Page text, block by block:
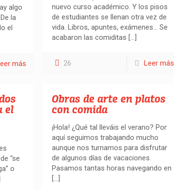
algo
la
el
más
nuevo curso académico. Y los pisos
de estudiantes se llenan otra vez de
vida. Libros, apuntes, exámenes… Se
acabaron las comiditas […]
26 Leer más
el
“se
o
Obras de arte en platos
con comida
¡Hola! ¿Qué tal lleváis el verano? Por
aquí seguimos trabajando mucho
aunque nos turnamos para disfrutar
de algunos días de vacaciones.
Pasamos tantas horas navegando en
[…]